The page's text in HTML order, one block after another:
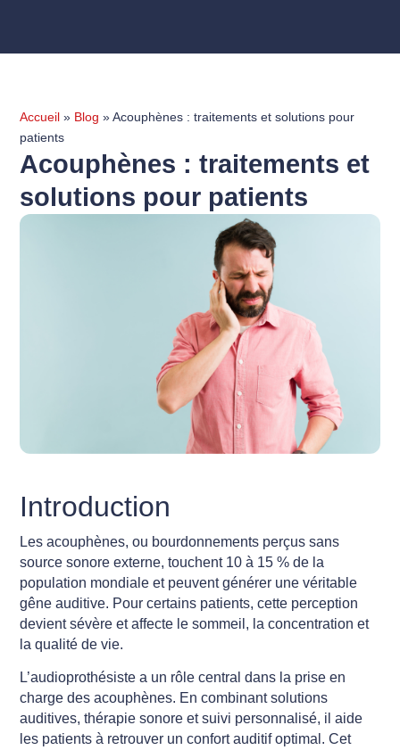
Accueil » Blog »Acouphènes : traitements et solutions pour
patients
Acouphènes : traitements et
solutions pour patients
Introduction
Les acouphènes, ou bourdonnements perçus sans
source sonore externe, touchent 10 à 15 % de la
population mondiale et peuvent générer une véritable
gêne auditive. Pour certains patients, cette perception
devient sévère et affecte le sommeil, la concentration et
la qualité de vie.
L’audioprothésiste a un rôle central dans la prise en
charge des acouphènes. En combinant solutions
auditives, thérapie sonore et suivi personnalisé, il aide
les patients à retrouver un confort auditif optimal. Cet